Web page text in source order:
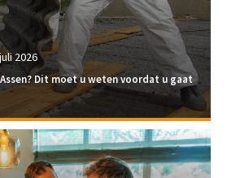
2026
Dit moet u weten voordat u gaat